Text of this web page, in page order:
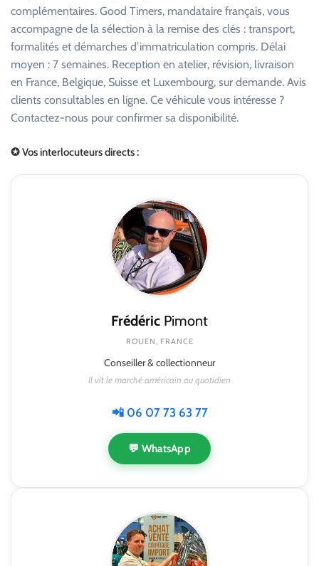
complémentaires. Good Timers, mandataire français, vous
accompagne de la sélection à la remise des clés : transport,
formalités et démarches d’immatriculation compris. Délai
moyen : 7 semaines. Reception en atelier, révision, livraison
en France, Belgique, Suisse et Luxembourg, sur demande. Avis
clients consultables en ligne. Ce véhicule vous intéresse ?
Contactez-nous pour confirmer sa disponibilité.
✪ Vos interlocuteurs directs :
Frédéric Pimont
ROUEN, FRANCE
Conseiller & collectionneur
Il vit le marché américain au quotidien
📲 06 07 73 63 77
💬 WhatsApp